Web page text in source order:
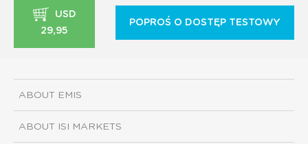
USD
29,95
POPROŚ O DOSTĘP TESTOWY
ABOUT EMIS
ABOUT ISI MARKETS